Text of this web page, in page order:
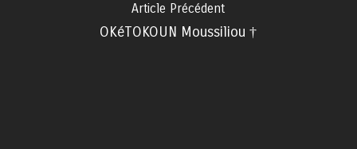
Article Précédent
OKéTOKOUN Moussiliou †